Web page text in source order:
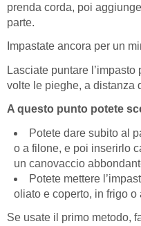
prenda corda, poi
parte.
Impastate ancora per un
Lasciate puntare
volte le pieghe, a distanza
A questo punto potete
Potete dare subito al
o a filone, e poi inserirlo
un canovaccio
Potete mettere
oliato e coperto, in frigo o
Se usate il primo metodo,